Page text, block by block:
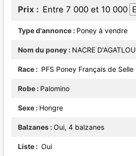
Prix Entre 7 000 et 10 000
Type d'annonce Poney à vendre
Nom du poney NACRE D'AGATLOU
Race PFS Poney Français de Selle
Robe Palomino
Sexe Hongre
Balzanes Oui, 4 balzanes
Liste Oui